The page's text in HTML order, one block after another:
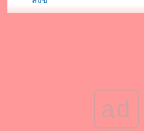
ด่วน! คลิปตรุษจีนสยองสุพรร
มาชมบ้านสำหรับเจ้าสุนัข แบ
ad